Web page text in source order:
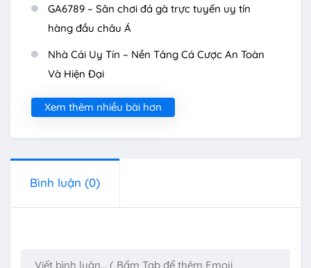
GA6789 – Sân chơi đá gà trực tuyến uy tín
hàng đầu châu Á
Nhà Cái Uy Tín – Nền Tảng Cá Cược An Toàn
Và Hiện Đại
Xem thêm nhiều bài hơn
Bình luận (0)